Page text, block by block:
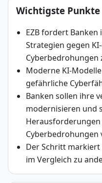
Wichtigste Punkte
EZB fordert Banken
Strategien gegen
Cyberbedrohungen
Moderne KI-
gefährliche
Banken sollen ihre
modernisieren und
Cyberbedrohungen
Der Schritt
im Vergleich zu